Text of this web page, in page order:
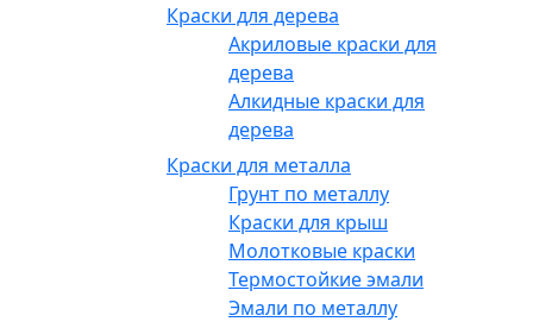
Краски для дерева
Акриловые краски для
дерева
Алкидные краски для
дерева
Краски для металла
Грунт по металлу
Краски для крыш
Молотковые краски
Термостойкие эмали
Эмали по металлу